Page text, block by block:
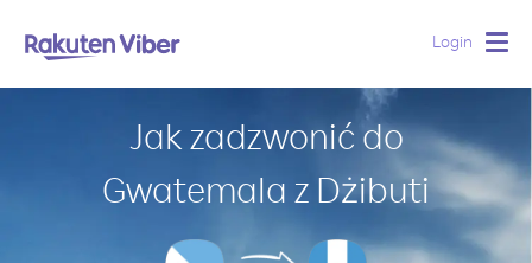
Login
Jak zadzwonić do
Gwatemala z Dżibuti